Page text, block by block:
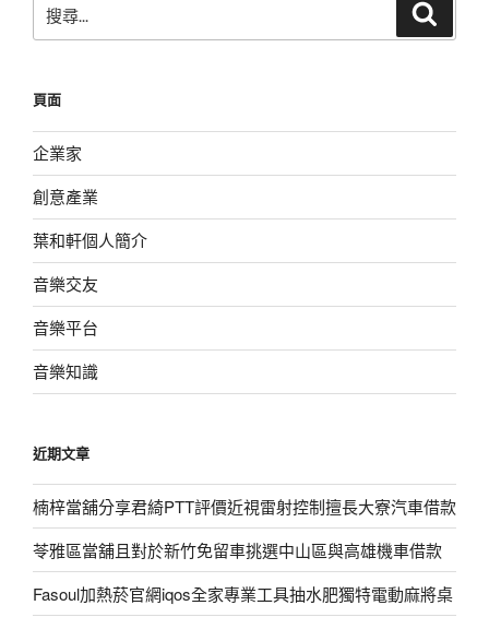
尋
字:
頁面
企業家
創意產業
葉和軒個人簡介
音樂交友
音樂平台
音樂知識
近期文章
楠梓當舖分享君綺PTT評價近視雷射控制擅長大寮汽車借款
苓雅區當舖且對於新竹免留車挑選中山區與高雄機車借款
Fasoul加熱菸官網iqos全家專業工具抽水肥獨特電動麻將桌